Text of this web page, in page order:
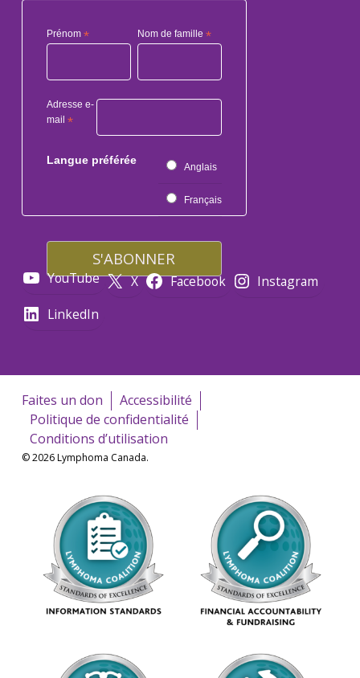
Prénom * Nom de famille*
Adresse e-
mail *
Langue préférée
Anglais
Français
YouTube X Facebook
Instagram
LinkedIn
Faites un don
Accessibilité
Politique de confidentialité
Conditions d’utilisation
© 2026 Lymphoma Canada.